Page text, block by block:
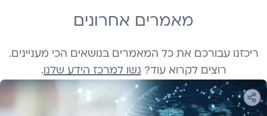
מאמרים אחרונים
ריכזנו עבורכם את כל המאמרים בנושאים הכי מעניינים.
רוצים לקרוא עוד? גשו למרכז הידע שלנו .